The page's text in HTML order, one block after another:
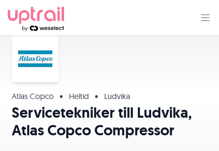
Atlas Copco • Heltid • Ludvika
Servicetekniker till Ludvika,
Atlas Copco Compressor